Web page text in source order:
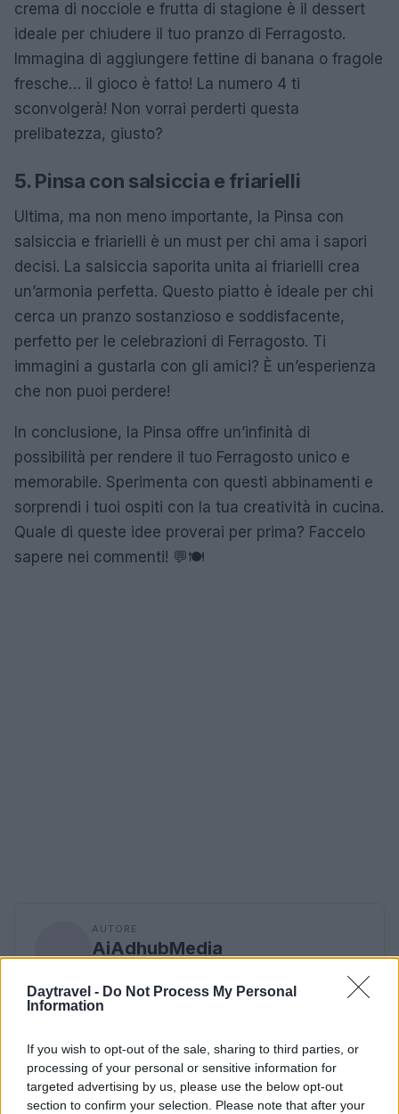
Daytravel - Do Not Process My Personal
Information
If you wish to opt-out of the sale, sharing to third parties, or
processing of your personal or sensitive information for
targeted advertising by us, please use the below opt-out
section to confirm your selection. Please note that after your
crema di nocciole e frutta di stagione è il dessert
ideale per chiudere il tuo pranzo di Ferragosto.
Immagina di aggiungere fettine di banana o fragole
fresche… il gioco è fatto! La numero 4 ti
sconvolgerà! Non vorrai perderti questa
prelibatezza, giusto?
5. Pinsa con salsiccia e friarielli
Ultima, ma non meno importante, la Pinsa con
salsiccia e friarielli è un must per chi ama i sapori
decisi. La salsiccia saporita unita ai friarielli crea
un’armonia perfetta. Questo piatto è ideale per chi
cerca un pranzo sostanzioso e soddisfacente,
perfetto per le celebrazioni di Ferragosto. Ti
immagini a gustarla con gli amici? È un’esperienza
che non puoi perdere!
In conclusione, la Pinsa offre un’infinità di
possibilità per rendere il tuo Ferragosto unico e
memorabile. Sperimenta con questi abbinamenti e
sorprendi i tuoi ospiti con la tua creatività in cucina.
Quale di queste idee proverai per prima? Faccelo
sapere nei commenti! 💬🍽️
AUTORE
AiAdhubMedia